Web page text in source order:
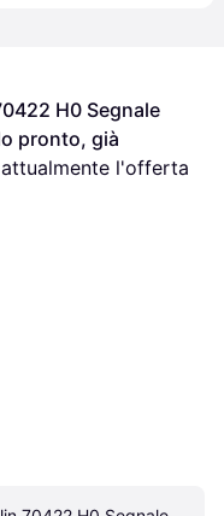
H0 Segnale
pronto, già
attualmente l'offerta